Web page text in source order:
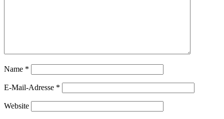
Name *
E-Mail-Adresse *
Website